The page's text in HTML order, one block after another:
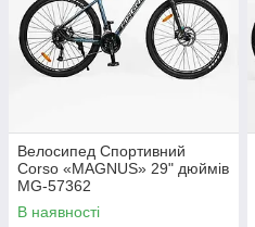
Велосипед Спортивний
Corso «MAGNUS» 29" дюймів
MG-57362
В наявності